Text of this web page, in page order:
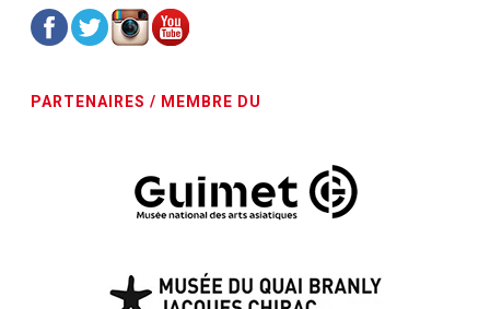
PARTENAIRES / MEMBRE DU